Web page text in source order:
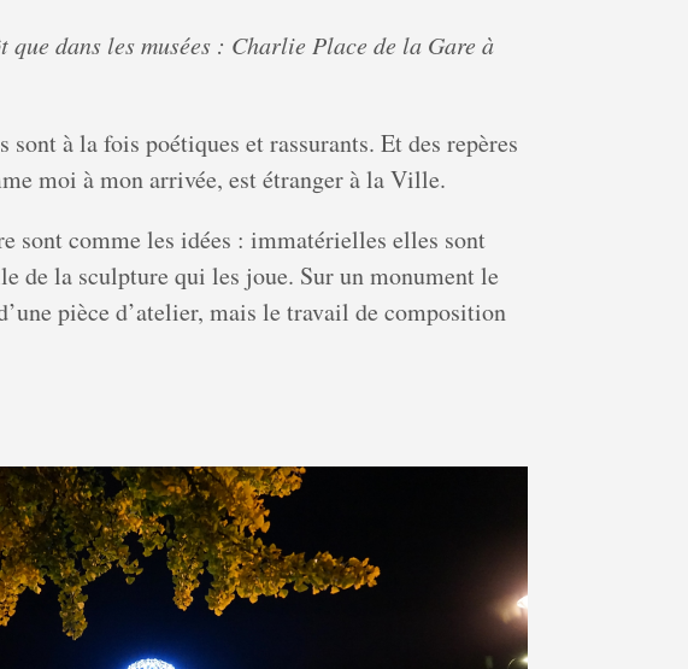
dans les musées : Charlie Place de la Gare à
sont à la fois poétiques et rassurants. Et des repères
moi à mon arrivée, est étranger à la Ville.
sont comme les idées : immatérielles elles sont
de la sculpture qui les joue. Sur un monument le
pièce d’atelier, mais le travail de composition